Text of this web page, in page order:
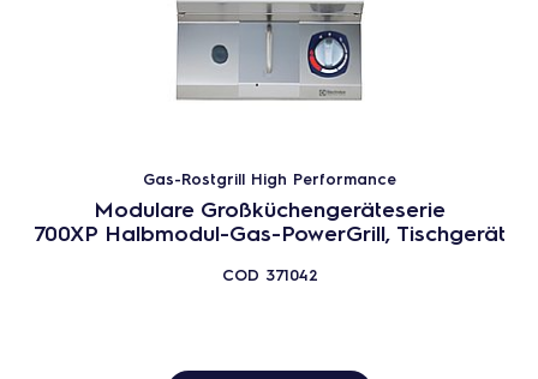
Oberflächen
JETZT KAUFEN
Gas-Rostgrill High Performance
Modulare Großküchengeräteserie
700XP Halbmodul-Gas-PowerGrill, Tischgerät
COD 371042